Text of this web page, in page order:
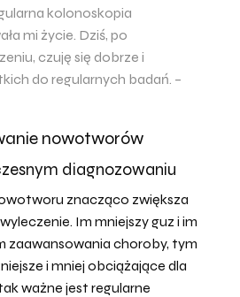
kolonoskopia
mi życie. Dziś, po
czuję się dobrze i
do regularnych badań. –
nowotworów
diagnozowaniu
znacząco zwiększa
Im mniejszy guz i im
zaawansowania choroby, tym
i mniej obciążające dla
ważne jest regularne